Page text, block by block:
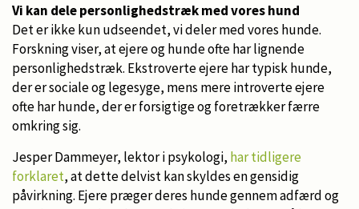
Vi kan dele personlighedstræk med vores hund
Det er ikke kun udseendet, vi deler med vores hunde.
Forskning viser, at ejere og hunde ofte har lignende
personlighedstræk. Ekstroverte ejere har typisk hunde,
der er sociale og legesyge, mens mere introverte ejere
ofte har hunde, der er forsigtige og foretrækker færre
omkring sig.
Jesper Dammeyer, lektor i psykologi, har tidligere
forklaret, at dette delvist kan skyldes en gensidig
påvirkning. Ejere præger deres hunde gennem adfærd og